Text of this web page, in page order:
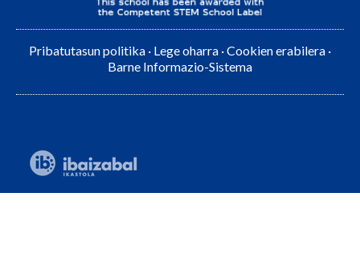
Pribatutasun politika · Lege oharra ·Cookien erabilera ·
Barne Informazio-Sistema